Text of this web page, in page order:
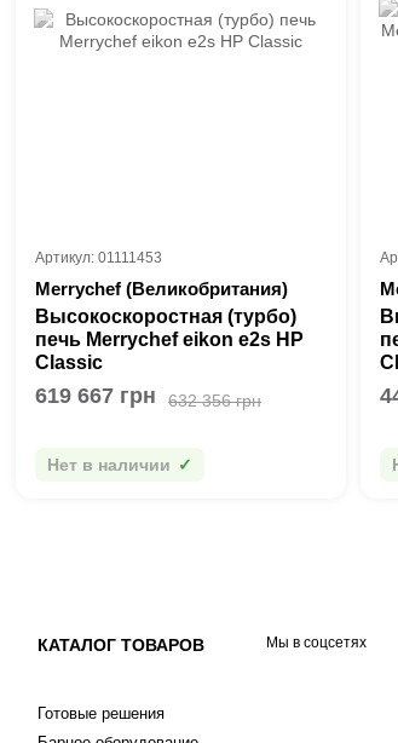
Артикул: 01111453
Merrychef (Великобритания)
Высокоскоростная (турбо)
печь Merrychef eikon e2s HP
Classic
632 356 грн
619 667 грн
Нет в наличии
КАТАЛОГ ТОВАРОВ
Готовые решения
Мы в соцсетях